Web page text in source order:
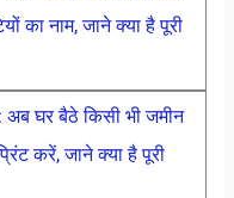
का नाम, जाने क्या है पूरी
घर बैठे किसी भी जमीन
करें, जाने क्या है पूरी